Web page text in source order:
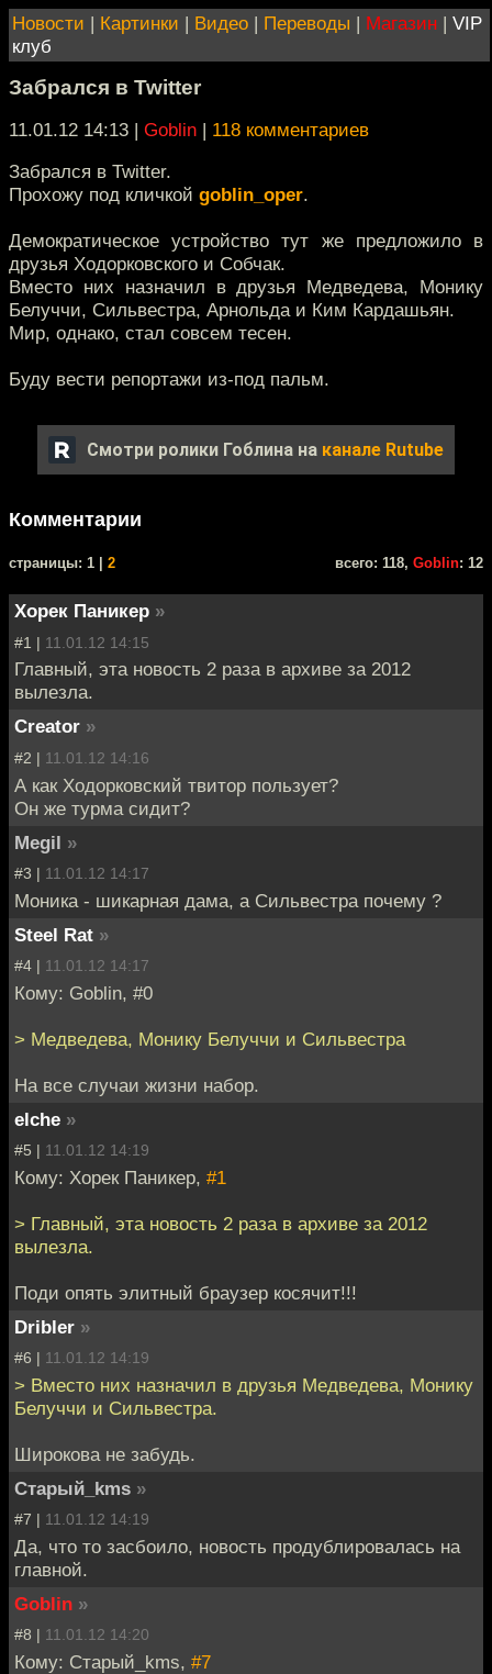
Новости | Картинки | Видео | Переводы | Магазин | VIP
клуб
Забрался в Twitter
11.01.12 14:13 | Goblin | 118 комментариев
Забрался в Twitter.
Прохожу под кличкой goblin_oper.
Демократическое устройство тут же предложило в
друзья Ходорковского и Собчак.
Вместо них назначил в друзья Медведева, Монику
Белуччи, Сильвестра, Арнольда и Ким Кардашьян.
Мир, однако, стал совсем тесен.
Буду вести репортажи из-под пальм.
Смотри ролики Гоблина на канале Rutube
Комментарии
cтраницы: 1 | 2 всего: 118, Goblin: 12
Хорек Паникер »
#1 | 11.01.12 14:15
Главный, эта новость 2 раза в архиве за 2012
вылезла.
Creator »
#2 | 11.01.12 14:16
А как Ходорковский твитор пользует?
Он же турма сидит?
Megil »
#3 | 11.01.12 14:17
Моника - шикарная дама, а Сильвестра почему ?
Steel Rat »
#4 | 11.01.12 14:17
Кому: Goblin, #0
> Медведева, Монику Белуччи и Сильвестра
На все случаи жизни набор.
elche »
#5 | 11.01.12 14:19
Кому: Хорек Паникер, #1
> Главный, эта новость 2 раза в архиве за 2012
вылезла.
Поди опять элитный браузер косячит!!!
Dribler »
#6 | 11.01.12 14:19
> Вместо них назначил в друзья Медведева, Монику
Белуччи и Сильвестра.
Широкова не забудь.
Старый_kms »
#7 | 11.01.12 14:19
Да, что то засбоило, новость продублировалась на
главной.
Goblin »
#8 | 11.01.12 14:20
Кому: Старый_kms, #7